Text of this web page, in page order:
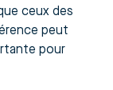
ceux des
peut
pour